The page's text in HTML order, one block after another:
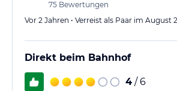
75 Bewertungen
Vor 2 Jahren • Verreist als Paar im August
Direkt beim Bahnhof
4 / 6